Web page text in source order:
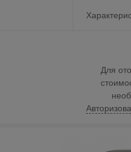
Для